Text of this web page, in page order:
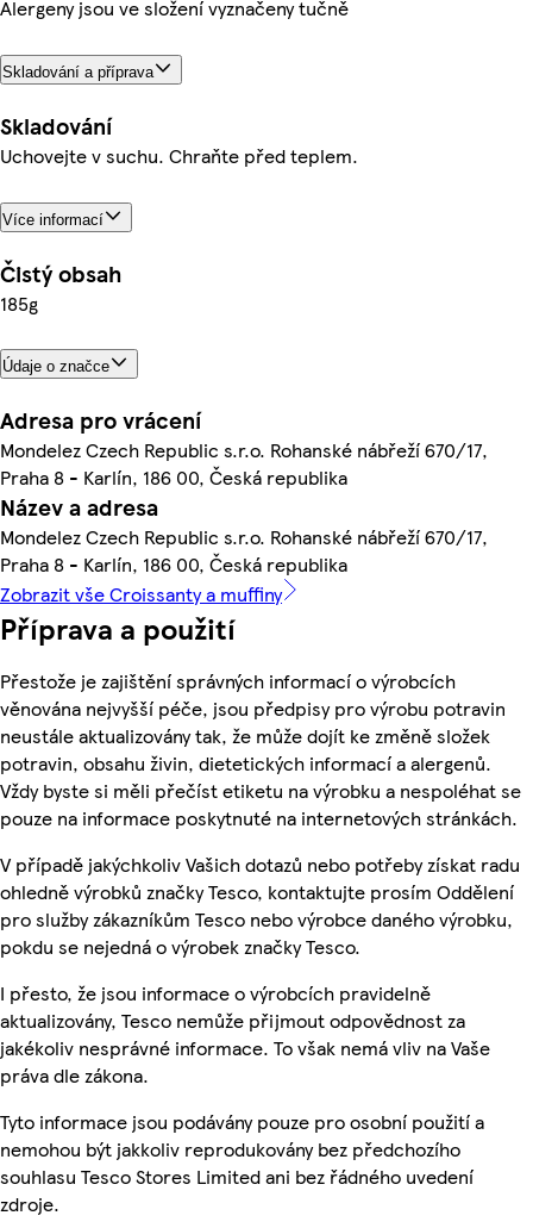
Alergeny jsou ve složení vyznačeny tučně
Skladování a příprava
Skladování
Uchovejte v suchu. Chraňte před teplem.
Více informací
Čistý obsah
185g
Údaje o značce
Adresa pro vrácení
Mondelez Czech Republic s.r.o. Rohanské nábřeží 670/17,
Praha 8 - Karlín, 186 00, Česká republika
Název a adresa
Mondelez Czech Republic s.r.o. Rohanské nábřeží 670/17,
Praha 8 - Karlín, 186 00, Česká republika
Zobrazit vše Croissanty a muffiny
Příprava a použití
Přestože je zajištění správných informací o výrobcích
věnována nejvyšší péče, jsou předpisy pro výrobu potravin
neustále aktualizovány tak, že může dojít ke změně složek
potravin, obsahu živin, dietetických informací a alergenů.
Vždy byste si měli přečíst etiketu na výrobku a nespoléhat se
pouze na informace poskytnuté na internetových stránkách.
V případě jakýchkoliv Vašich dotazů nebo potřeby získat radu
ohledně výrobků značky Tesco, kontaktujte prosím Oddělení
pro služby zákazníkům Tesco nebo výrobce daného výrobku,
pokdu se nejedná o výrobek značky Tesco.
I přesto, že jsou informace o výrobcích pravidelně
aktualizovány, Tesco nemůže přijmout odpovědnost za
jakékoliv nesprávné informace. To však nemá vliv na Vaše
práva dle zákona.
Tyto informace jsou podávány pouze pro osobní použití a
nemohou být jakkoliv reprodukovány bez předchozího
souhlasu Tesco Stores Limited ani bez řádného uvedení
zdroje.